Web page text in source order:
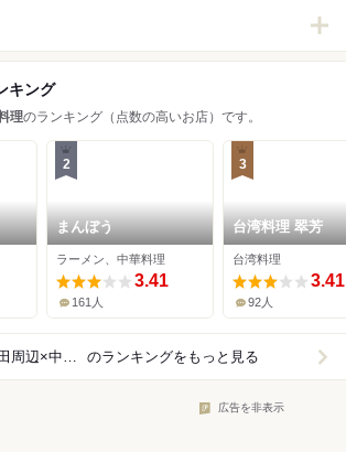
キング
理のランキング（点数の高いお店）です。
2
まんぼう
ラーメン、中華料理
3.41
161人
3
台湾料理 翠芳
台湾料理
3.41
92人
久喜・蓮田周辺×中華料理 のランキングをもっと見る
広告を非表示